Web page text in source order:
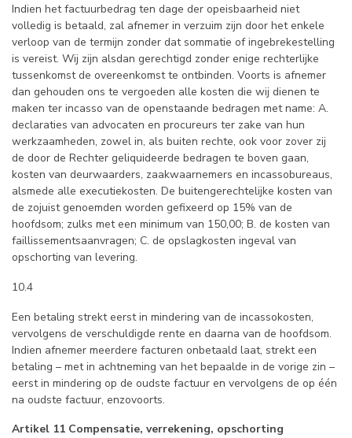
Indien het factuurbedrag ten dage der opeisbaarheid niet
volledig is betaald, zal afnemer in verzuim zijn door het enkele
verloop van de termijn zonder dat sommatie of ingebrekestelling
is vereist. Wij zijn alsdan gerechtigd zonder enige rechterlijke
tussenkomst de overeenkomst te ontbinden. Voorts is afnemer
dan gehouden ons te vergoeden alle kosten die wij dienen te
maken ter incasso van de openstaande bedragen met name: A.
declaraties van advocaten en procureurs ter zake van hun
werkzaamheden, zowel in, als buiten rechte, ook voor zover zij
de door de Rechter geliquideerde bedragen te boven gaan,
kosten van deurwaarders, zaakwaarnemers en incassobureaus,
alsmede alle executiekosten. De buitengerechtelijke kosten van
de zojuist genoemden worden gefixeerd op 15% van de
hoofdsom; zulks met een minimum van 150,00; B. de kosten van
faillissementsaanvragen; C. de opslagkosten ingeval van
opschorting van levering.
10.4
Een betaling strekt eerst in mindering van de incassokosten,
vervolgens de verschuldigde rente en daarna van de hoofdsom.
Indien afnemer meerdere facturen onbetaald laat, strekt een
betaling – met in achtneming van het bepaalde in de vorige zin –
eerst in mindering op de oudste factuur en vervolgens de op één
na oudste factuur, enzovoorts.
Artikel 11 Compensatie, verrekening, opschorting